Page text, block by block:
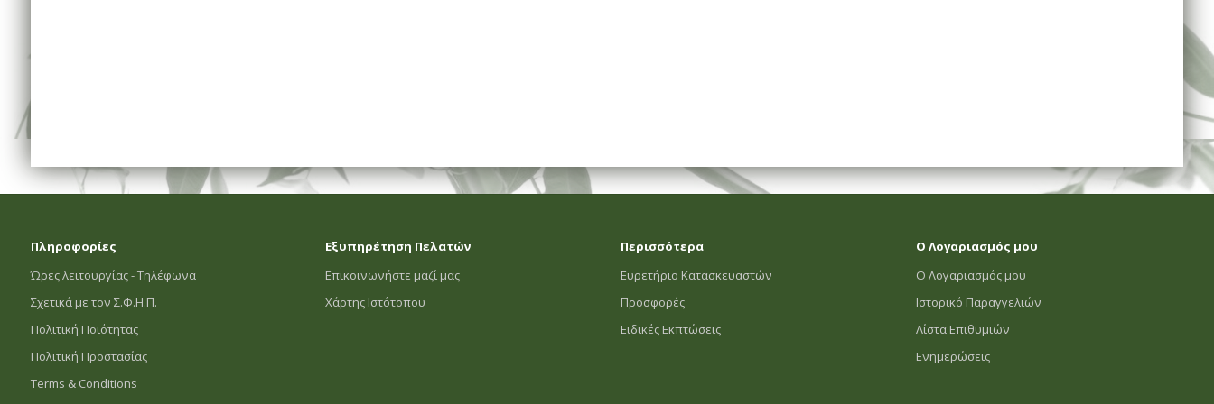
Πληροφορίες
Ώρες λειτουργίας - Τηλέφωνα
Σχετικά με τον Σ.Φ.Η.Π.
Πολιτική Ποιότητας
Πολιτική Προστασίας
Terms & Conditions
Εξυπηρέτηση Πελατών
Επικοινωνήστε μαζί μας
Χάρτης Ιστότοπου
Περισσότερα
Ευρετήριο Κατασκευαστών
Προσφορές
Ειδικές Εκπτώσεις
Ο Λογαριασμός μου
Ο Λογαριασμός μου
Ιστορικό Παραγγελιών
Λίστα Επιθυμιών
Ενημερώσεις